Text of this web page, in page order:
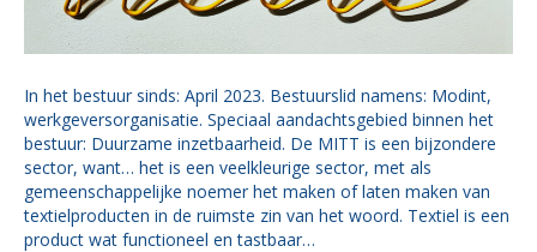
In het bestuur sinds: April 2023. Bestuurslid namens: Modint,
werkgeversorganisatie. Speciaal aandachtsgebied binnen het
bestuur: Duurzame inzetbaarheid. De MITT is een bijzondere
sector, want… het is een veelkleurige sector, met als
gemeenschappelijke noemer het maken of laten maken van
textielproducten in de ruimste zin van het woord. Textiel is een
product wat functioneel en tastbaar…